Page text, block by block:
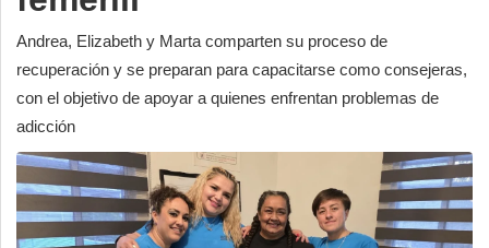
Andrea, Elizabeth y Marta comparten su proceso de
recuperación y se preparan para capacitarse como consejeras,
con el objetivo de apoyar a quienes enfrentan problemas de
adicción